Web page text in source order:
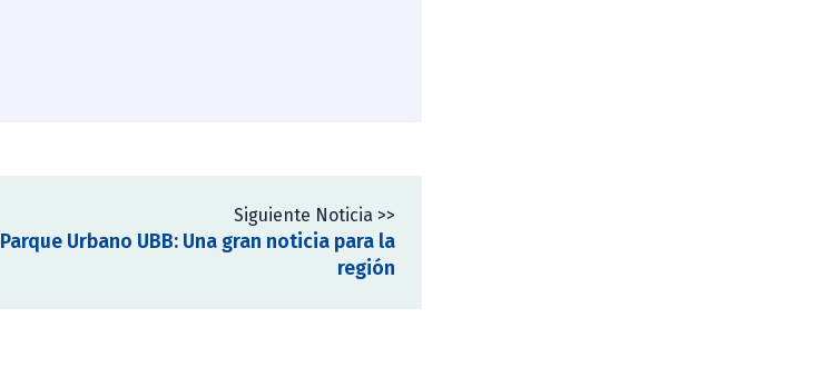
Siguiente Noticia >>
Parque Urbano UBB: Una gran noticia para la
región